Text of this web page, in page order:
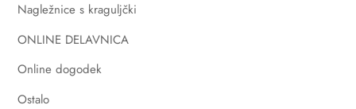
Nagležnice s kraguljčki
ONLINE DELAVNICA
Online dogodek
Ostalo